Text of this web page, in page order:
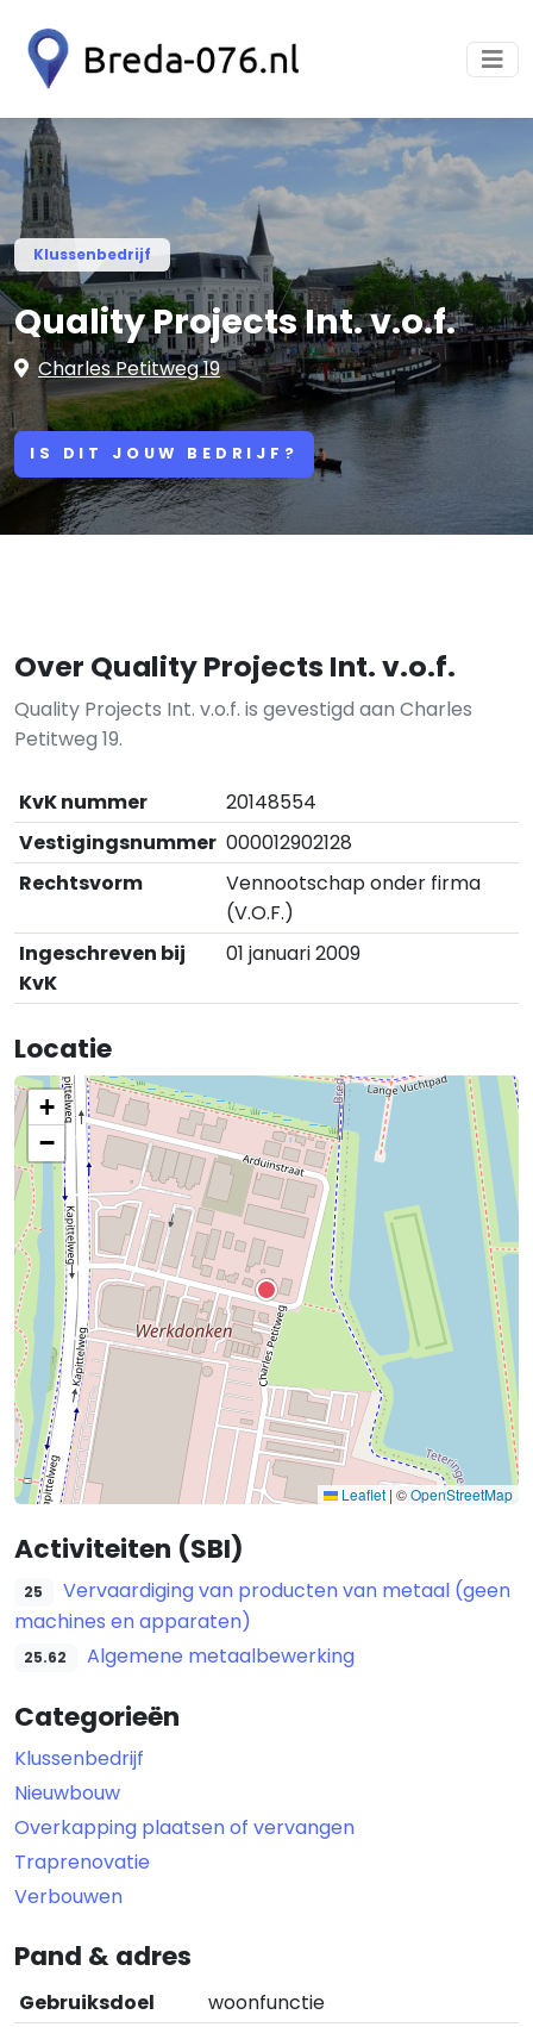
Klussenbedrijf
Quality Projects Int. v.o.f.
Charles Petitweg 19
IS DIT JOUW BEDRIJF?
Over Quality Projects Int. v.o.f.
Quality Projects Int. v.o.f. is gevestigd aan Charles
Petitweg 19.
KvK nummer
20148554
Vestigingsnummer 000012902128
Rechtsvorm
Vennootschap onder firma
(V.O.F.)
Ingeschreven bij
KvK
01 januari 2009
Locatie
+
−
Leaflet | ©OpenStreetMap
Activiteiten (SBI)
25
Vervaardiging van producten van metaal (geen
machines en apparaten)
25.62 Algemene metaalbewerking
Categorieën
Klussenbedrijf
Nieuwbouw
Overkapping plaatsen of vervangen
Traprenovatie
Verbouwen
Pand & adres
Gebruiksdoel
woonfunctie